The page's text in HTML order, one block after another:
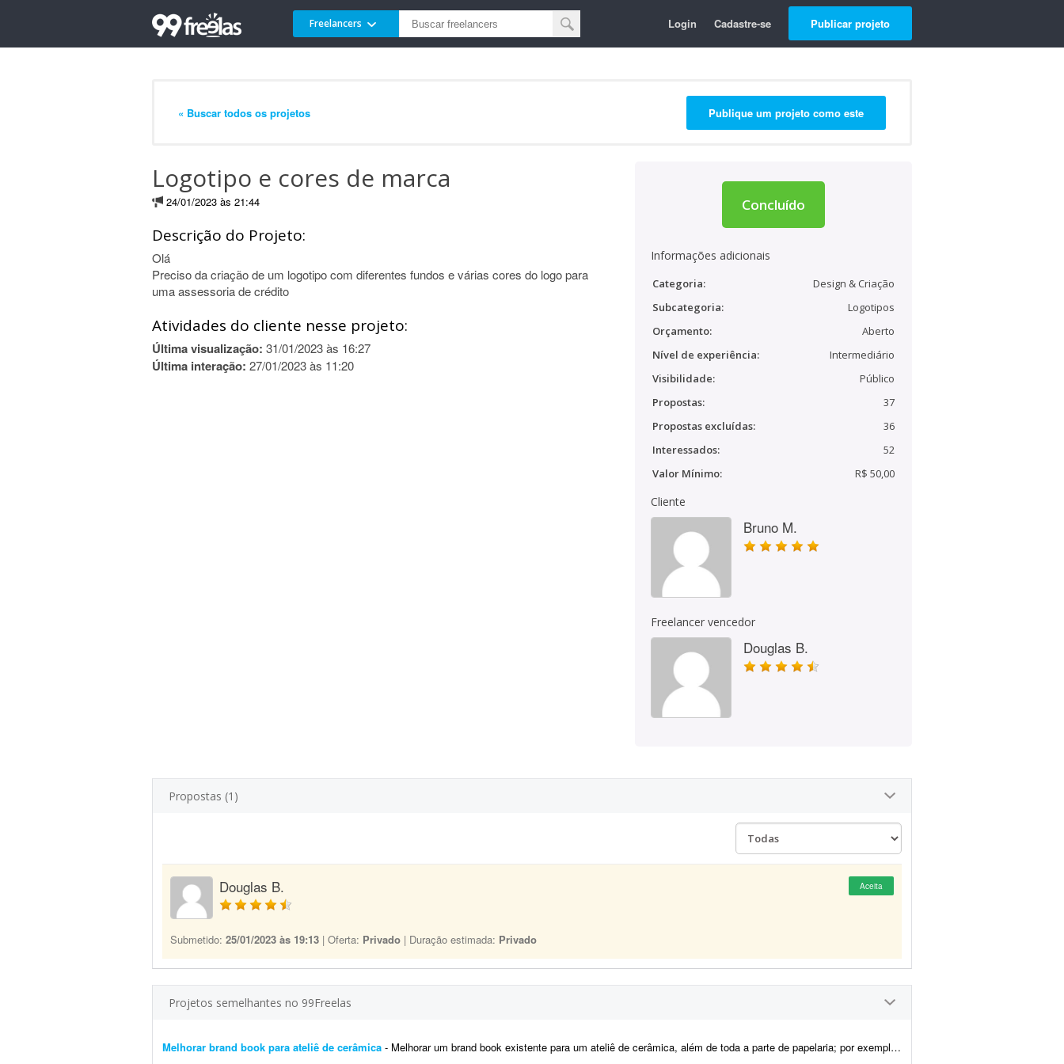
Freelancers Login Cadastre-se Publicar projeto
« Buscar todos os projetos Publique um projeto como este
Logotipo e cores de marca
24/01/2023 às 21:44
Descrição do Projeto:
Olá
Preciso da criação de um logotipo com diferentes fundos e várias cores do logo para
uma assessoria de crédito
Atividades do cliente nesse projeto:
Última visualização: 31/01/2023 às 16:27
Última interação: 27/01/2023 às 11:20
Concluído
Informações adicionais
Categoria:
Design & Criação
Subcategoria:
Logotipos
Orçamento:
Aberto
Nível de experiência:
Intermediário
Visibilidade:
Público
Propostas:
37
Propostas excluídas:
36
Interessados:
52
Valor Mínimo:
R$ 50,00
Cliente
Bruno M.
Freelancer vencedor
Douglas B.
Propostas (1)
Douglas B. Aceita
Submetido: 25/01/2023 às 19:13 | Oferta: Privado | Duração estimada: Privado
Projetos semelhantes no 99Freelas
Melhorar brand book para ateliê de cerâmica - Melhorar um brand book existente para um ateliê de cerâmica, além de toda a parte de papelaria; por exemplo: - Essência da marca - Propósito - Missão - Vis&a...